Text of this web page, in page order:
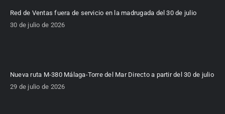
Red de Ventas fuera de servicio en la madrugada del 30 de julio
30 de julio de 2026
Nueva ruta M-380 Málaga-Torre del Mar Directo a partir del 30 de julio
29 de julio de 2026